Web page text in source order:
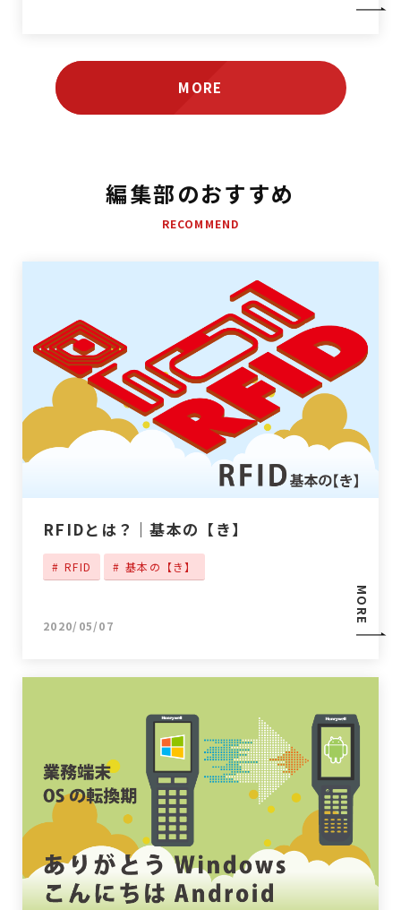
MORE
編集部のおすすめ
RECOMMEND
MORE
RFIDとは？｜基本の【き】
RFID 基本の【き】
2020/05/07